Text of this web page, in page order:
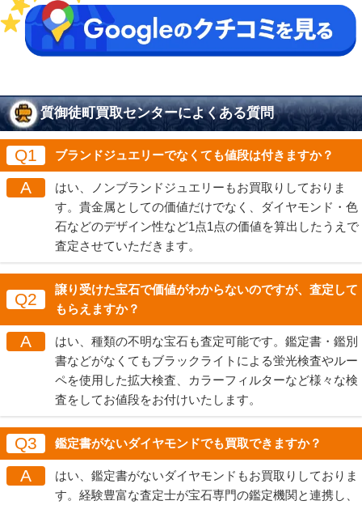
質御徒町買取センターによくある質問
Q1 ブランドジュエリーでなくても値段は付きますか？
A
はい、ノンブランドジュエリーもお買取りしておりま
す。貴金属としての価値だけでなく、ダイヤモンド・色
石などのデザイン性など1点1点の価値を算出したうえで
査定させていただきます。
Q2
譲り受けた宝石で価値がわからないのですが、査定して
もらえますか？
A
はい、種類の不明な宝石も査定可能です。鑑定書・鑑別
書などがなくてもブラックライトによる蛍光検査やルー
ペを使用した拡大検査、カラーフィルターなど様々な検
査をしてお値段をお付けいたします。
Q3 鑑定書がないダイヤモンドでも買取できますか？
A
はい、鑑定書がないダイヤモンドもお買取りしておりま
す。経験豊富な査定士が宝石専門の鑑定機関と連携し、